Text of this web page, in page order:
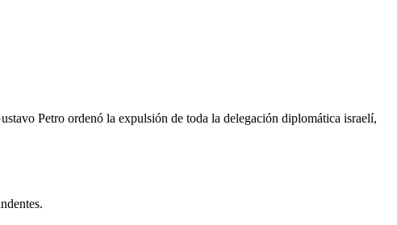
Petro ordenó la expulsión de toda la delegación diplomática israelí,